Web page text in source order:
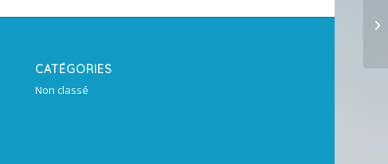
CATÉGORIES
Non classé